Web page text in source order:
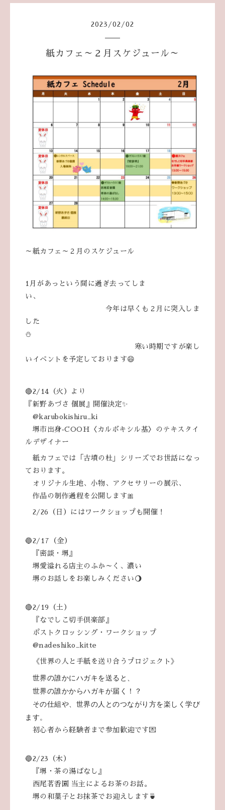
2023 /02 /02
紙カフェ～２月スケジュール～
～紙カフェ～２月のスケジュール
1月があっという間に過ぎ去ってしま
い、
今年は早くも２月に突入しま
した
⛄
寒い時期ですが楽し
いイベントを予定しております😄
🔴2/14（火）より
『新野あづさ 個展』開催決定✨
@karubokishiru_ki
堺市出身‐COOH〈カルボキシル基〉のテキスタイ
ルデザイナー
紙カフェでは「古墳の杜」シリーズでお世話になっ
ております。
オリジナル生地、小物、アクセサリーの展示、
作品の制作過程を公開します🎀
2/26（日）にはワークショップも開催！
🔵2/17（金）
『密談・堺』
堺愛溢れる店主のふか～く、濃い
堺のお話しをお楽しみください🌖
🔴2/19（土）
『なでしこ切手倶楽部』
ポストクロッシング・ワークショップ
@nadeshiko_kitte
《世界の人と手紙を送り合うプロジェクト》
世界の誰かにハガキを送ると、
世界の誰かからハガキが届く！？
その仕組や、世界の人とのつながり方を楽しく学び
ます。
初心者から経験者まで参加歓迎です💌
🔵2/23（木）
『堺・茶の湯ばなし』
西尾茗香園 当主によるお茶のお話。
堺の和菓子とお抹茶でお迎えします🍵